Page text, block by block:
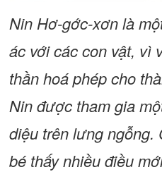
Nin Hơ-gớc-xơn là
ác với các con vật, vì
thần hoá phép cho
Nin được tham gia
diệu trên lưng ngỗng.
bé thấy nhiều điều